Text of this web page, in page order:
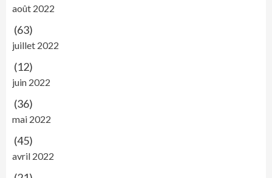
août 2022
(63)
juillet 2022
(12)
juin 2022
(36)
mai 2022
(45)
avril 2022